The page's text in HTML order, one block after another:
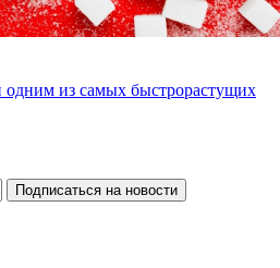
одним из самых быстрорастущих
Подписаться на новости